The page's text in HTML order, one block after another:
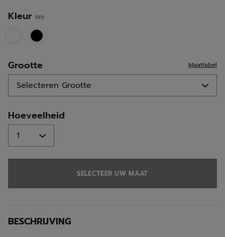
Kleur Wit
selected
Grootte Maattabel
Hoeveelheid
SELECTEER UW MAAT
BESCHRIJVING